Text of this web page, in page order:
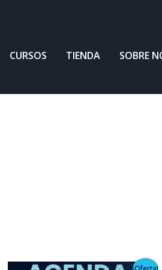
CURSOS TIENDA SOBRE
El
El